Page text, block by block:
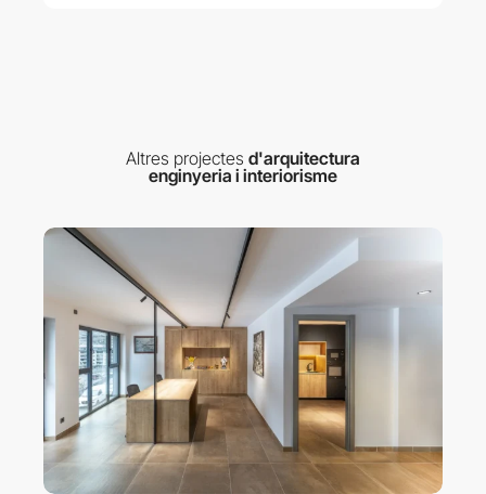
Altres projectes d'arquitectura
enginyeria i interiorisme